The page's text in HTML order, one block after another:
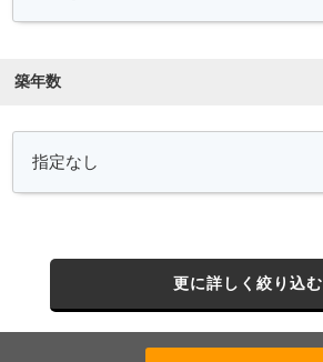
築年数
更に詳しく絞り込む